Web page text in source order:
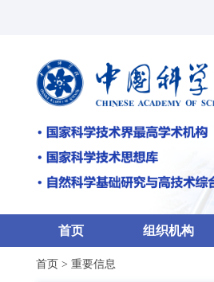
首页 组织机构
首页 > 重要信息